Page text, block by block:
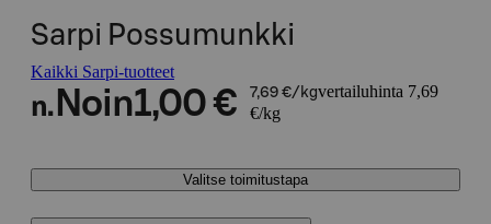
Sarpi Possumunkki
Kaikki Sarpi-tuotteet
n. Noin1,00 € 7,69 €/kgvertailuhinta 7,69
€/kg
Valitse toimitustapa